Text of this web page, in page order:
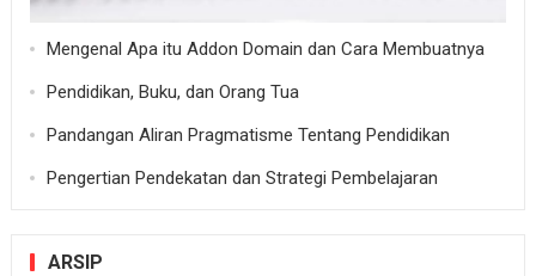
Mengenal Apa itu Addon Domain dan Cara Membuatnya
Pendidikan, Buku, dan Orang Tua
Pandangan Aliran Pragmatisme Tentang Pendidikan
Pengertian Pendekatan dan Strategi Pembelajaran
ARSIP